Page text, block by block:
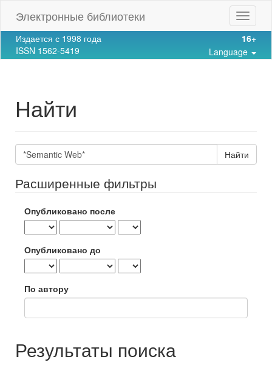
Navigation
Main
Content
Sidebar
Toggle
Электронные библиотеки
Издается с 1998 года
ISSN 1562-5419
16+
Language
Найти
Поиск
статей
Расширенные фильтры
Опубликовано после
Опубликовано до
По автору
Результаты поиска